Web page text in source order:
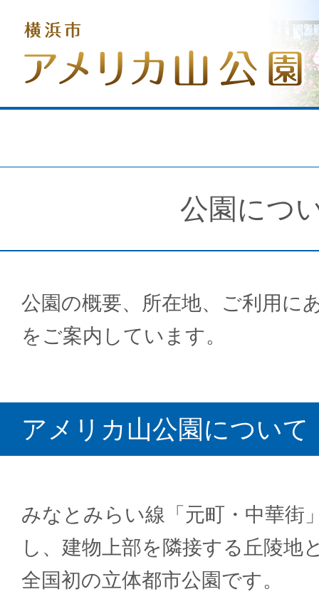
公園につ
公園の概要、所在地、ご利用に
をご案内しています。
アメリカ山公園について
みなとみらい線「元町・中華街
し、建物上部を隣接する丘陵地
全国初の立体都市公園です。